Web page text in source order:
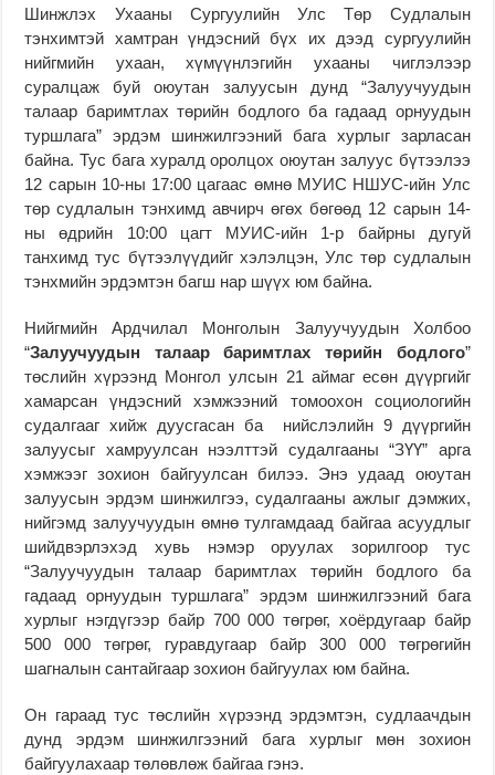
Шинжлэх Ухааны Сургуулийн Улс Төр Судлалын
тэнхимтэй хамтран үндэсний бүх их дээд сургуулийн
нийгмийн ухаан, хүмүүнлэгийн ухааны чиглэлээр
суралцаж буй оюутан залуусын дунд “Залуучуудын
талаар баримтлах төрийн бодлого ба гадаад орнуудын
туршлага” эрдэм шинжилгээний бага хурлыг зарласан
байна. Тус бага хуралд оролцох оюутан залуус бүтээлээ
12 сарын 10-ны 17:00 цагаас өмнө МУИС НШУС-ийн Улс
төр судлалын тэнхимд авчирч өгөх бөгөөд 12 сарын 14-
ны өдрийн 10:00 цагт МУИС-ийн 1-р байрны дугуй
танхимд тус бүтээлүүдийг хэлэлцэн, Улс төр судлалын
тэнхмийн эрдэмтэн багш нар шүүх юм байна.
Нийгмийн Ардчилал Монголын Залуучуудын Холбоо
“Залуучуудын талаар баримтлах төрийн бодлого”
төслийн хүрээнд Монгол улсын 21 аймаг есөн дүүргийг
хамарсан үндэсний хэмжээний томоохон социологийн
судалгааг хийж дуусгасан ба нийслэлийн 9 дүүргийн
залуусыг хамруулсан нээлттэй судалгааны “ЗҮҮ” арга
хэмжээг зохион байгуулсан билээ. Энэ удаад оюутан
залуусын эрдэм шинжилгээ, судалгааны ажлыг дэмжих,
нийгэмд залуучуудын өмнө тулгамдаад байгаа асуудлыг
шийдвэрлэхэд хувь нэмэр оруулах зорилгоор тус
“Залуучуудын талаар баримтлах төрийн бодлого ба
гадаад орнуудын туршлага” эрдэм шинжилгээний бага
хурлыг нэгдүгээр байр 700 000 төгрөг, хоёрдугаар байр
500 000 төгрөг, гуравдугаар байр 300 000 төгрөгийн
шагналын сантайгаар зохион байгуулах юм байна.
Он гараад тус төслийн хүрээнд эрдэмтэн, судлаачдын
дунд эрдэм шинжилгээний бага хурлыг мөн зохион
байгуулахаар төлөвлөж байгаа гэнэ.